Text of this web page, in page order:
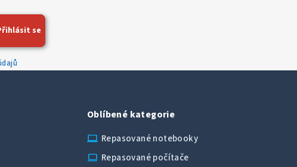
se
Oblíbené kategorie
laptop_chromebook Repasované notebooky
computer Repasované počítače